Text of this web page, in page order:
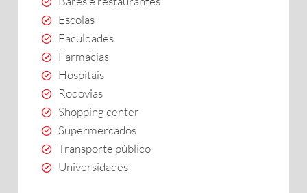
Escolas
Faculdades
Farmácias
Hospitais
Rodovias
Shopping center
Supermercados
Transporte público
Universidades